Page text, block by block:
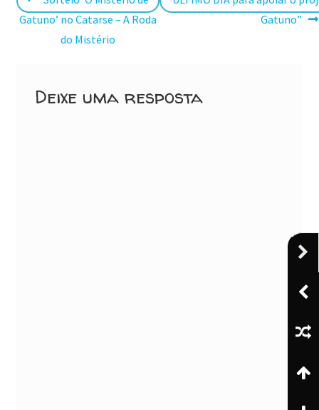
deanterior:
Gatuno’ no Catarse – A Roda
do Mistério
Gatuno”
Deixe uma resposta